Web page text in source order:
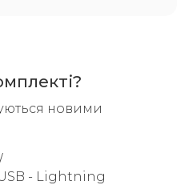
новими
- Lightning